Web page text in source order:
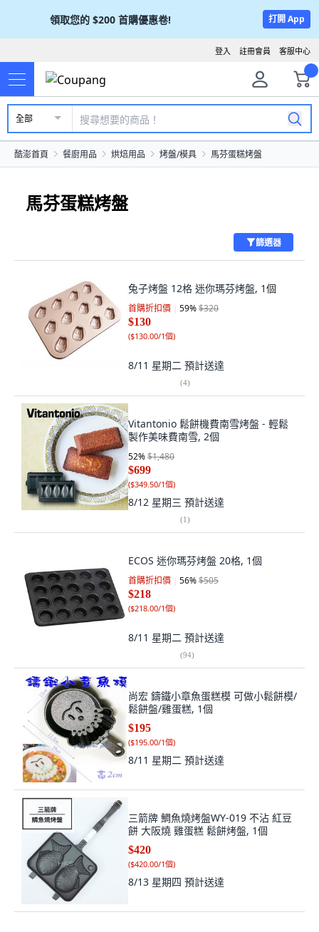
領取您的 $200 首購優惠卷! 打開 App
客服中心
註冊會員
登入
全部
酷澎首頁 餐廚用品 烘焙用品 烤盤/模具 馬芬蛋糕烤盤
馬芬蛋糕烤盤
篩選器
兔子烤盤 12格 迷你瑪芬烤盤, 1個
首購折扣價 59%$320
$130
($130.00/1個)
8/11 星期二 預計送達
(4)
Vitantonio 鬆餅機費南雪烤盤 - 輕鬆
製作美味費南雪, 2個
52%$1,480
$699
($349.50/1個)
8/12 星期三 預計送達
(1)
ECOS 迷你瑪芬烤盤 20格, 1個
首購折扣價 56%$505
$218
($218.00/1個)
8/11 星期二 預計送達
(94)
尚宏 鑄鐵小章魚蛋糕模 可做小鬆餅模/
鬆餅盤/雞蛋糕, 1個
$195
($195.00/1個)
8/11 星期二 預計送達
三箭牌 鯛魚燒烤盤WY-019 不沾 紅豆
餅 大阪燒 雞蛋糕 鬆餅烤盤, 1個
$420
($420.00/1個)
8/13 星期四 預計送達